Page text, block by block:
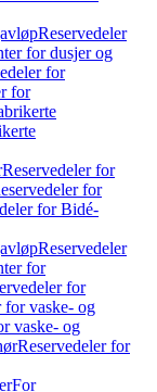
Reservedeler
for dusjer og
for
for
Reservedeler for
for
for Bidé-
Reservedeler
for
for
for vaske- og
vaske- og
Reservedeler for
For